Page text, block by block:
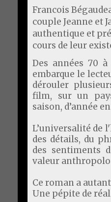
Francois
couple Jeanne et
authentique et
cours de leur
Des années 70
embarque le
dérouler
film, sur un
saison, d’année
L’universalité de
des détails, du
des sentiments
valeur
Ce roman a
Une pépite de